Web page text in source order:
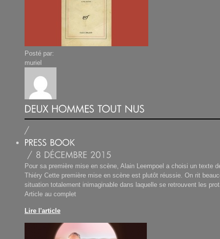
Posté par:
muriel
Pour sa première mise en scène, Alain Leempoel a choisi un texte
Thiéry Cette première mise en scène est plutôt réussie. On rit
situation totalement inimaginable dans laquelle se retrouvent les
Article au complet
Lire l'article